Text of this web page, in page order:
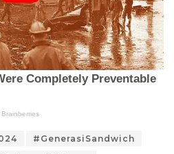
#GenerasiSandwich